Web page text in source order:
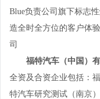
Blue负责公司旗下标志
造全时全方位的客户体
司
福特汽车（中国）
全资及合资企业包括：
特汽车研究测试（南京